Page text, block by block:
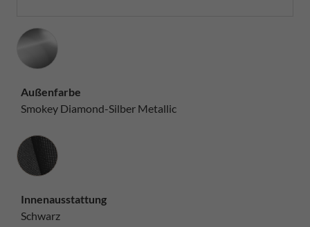
Außenfarbe
Smokey Diamond-Silber Metallic
Innenausstattung
Innenausstattung
Schwarz